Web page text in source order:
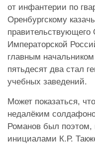
от инфантерии по
Оренбургскому
правительствующего
Императорской
главным
пятьдесят два стал
учебных заведений.
Может показаться,
недалёким
Романов был
инициалами К.Р.